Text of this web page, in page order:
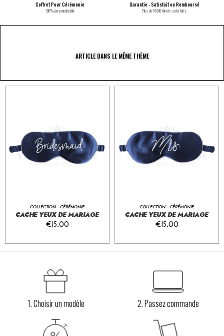
Coffret Pour Cérémonie
100% personnalisable
Garantie - Satisfait ou Remboursé
Plus de 10.000 clients satisfaits
ARTICLE DANS LE MÊME THÈME
COLLECTION - CÉRÉMONIE
CACHE YEUX DE MARIAGE
€15.00
COLLECTION - CÉRÉMONIE
CACHE YEUX DE MARIAGE
€15.00
1. Choisir un modèle 2. Passez commande